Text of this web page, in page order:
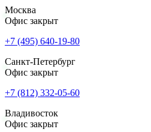
Москва
Офис закрыт
+7 (495) 640-19-80
Санкт-Петербург
Офис закрыт
+7 (812) 332-05-60
Владивосток
Офис закрыт